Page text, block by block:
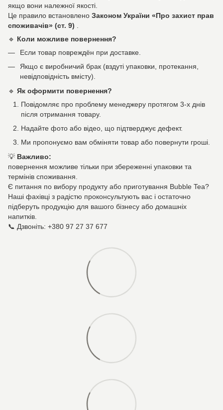
якщо вони належної якості.
Це правило встановлено Законом України «Про захист прав
споживачів» (ст. 9)
🔹 Коли можливе повернення?
Если товар повреждён при доставке.
Якщо є виробничий брак (вздуті упаковки, протекання,
невідповідність вмісту).
🔹 Як оформити повернення?
Повідомляє про проблему менеджеру протягом 3-х днів
після отримання товару.
Надайте фото або відео, що підтверджує дефект.
Ми пропонуємо вам обміняти товар або повернути гроші.
💡 Важливо:
повернення можливе тільки при збереженні упаковки та
термінів споживання.
Є питання по вибору продукту або приготування Bubble Tea?
Наші фахівці з радістю проконсультують вас і остаточно
підберуть продукцію для вашого бізнесу або домашніх
напитків.
📞 Дзвоніть: +380 97 27 37 677